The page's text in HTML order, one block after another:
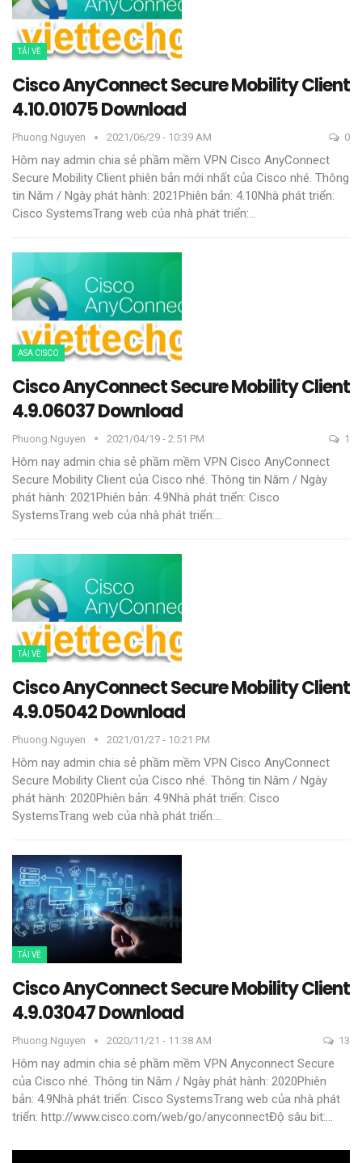
TẢI VỀ
Cisco AnyConnect Secure Mobility Client
4.10.01075 Download
Phuong.nguyen 2021/06/29 - 10:39 AM 0
Hôm nay admin chia sẻ phầm mềm VPN Cisco AnyConnect
Secure Mobility Client phiên bản mới nhất của Cisco nhé. Thông
tin Năm / Ngày phát hành: 2021Phiên bản: 4.10Nhà phát triển:
Cisco SystemsTrang web của nhà phát triển:…
ASA CISCO
Cisco AnyConnect Secure Mobility Client
4.9.06037 Download
Phuong.nguyen 2021/04/19 - 2:51 PM 1
Hôm nay admin chia sẻ phầm mềm VPN Cisco AnyConnect
Secure Mobility Client của Cisco nhé. Thông tin Năm / Ngày
phát hành: 2021Phiên bản: 4.9Nhà phát triển: Cisco
SystemsTrang web của nhà phát triển:
TẢI VỀ
Cisco AnyConnect Secure Mobility Client
4.9.05042 Download
Phuong.nguyen 2021/01/27 - 10:21 PM
Hôm nay admin chia sẻ phầm mềm VPN Cisco AnyConnect
Secure Mobility Client của Cisco nhé. Thông tin Năm / Ngày
phát hành: 2020Phiên bản: 4.9Nhà phát triển: Cisco
SystemsTrang web của nhà phát triển:…
TẢI VỀ
Cisco AnyConnect Secure Mobility Client
4.9.03047 Download
Phuong.nguyen 2020/11/21 - 11:38 AM 13
Hôm nay admin chia sẻ phầm mềm VPN Anyconnect Secure
của Cisco nhé. Thông tin Năm / Ngày phát hành: 2020Phiên
bản: 4.9Nhà phát triển: Cisco SystemsTrang web của nhà phát
triển: http://www.cisco.com/web/go/anyconnectĐộ sâu bit:…